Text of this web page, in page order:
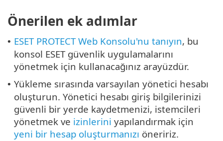
Önerilen ek adımlar
• ESET PROTECT Web Konsolu'nu tanıyın, bu
konsol ESET güvenlik uygulamalarını
yönetmek için kullanacağınız arayüzdür.
• Yükleme sırasında varsayılan yönetici hesabı
oluşturun. Yönetici hesabı giriş bilgilerinizi
güvenli bir yerde kaydetmenizi, istemcileri
yönetmek ve izinlerini yapılandırmak için
yeni bir hesap oluşturmanızı öneririz.